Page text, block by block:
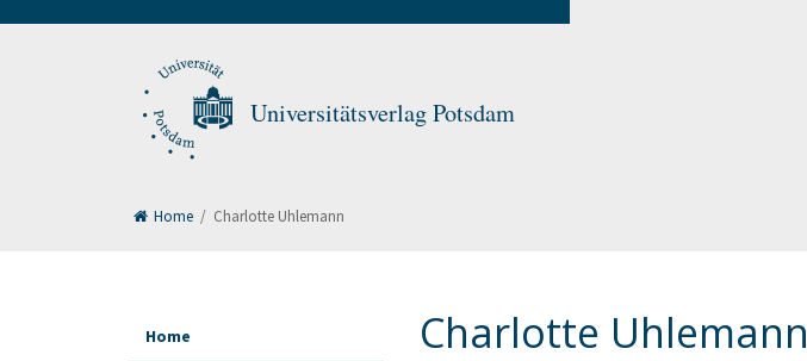
Universitätsverlag Potsdam
Home / Charlotte Uhlemann
Charlotte Uhlemann
Home